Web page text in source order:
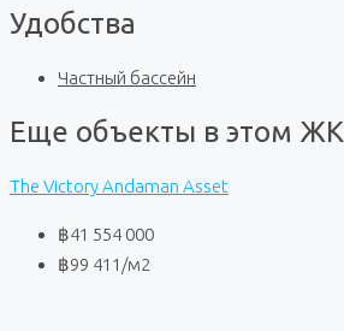
Удобства
Частный бассейн
Еще объекты в этом ЖК
The Victory Andaman Asset
฿41 554 000
฿99 411 /м2